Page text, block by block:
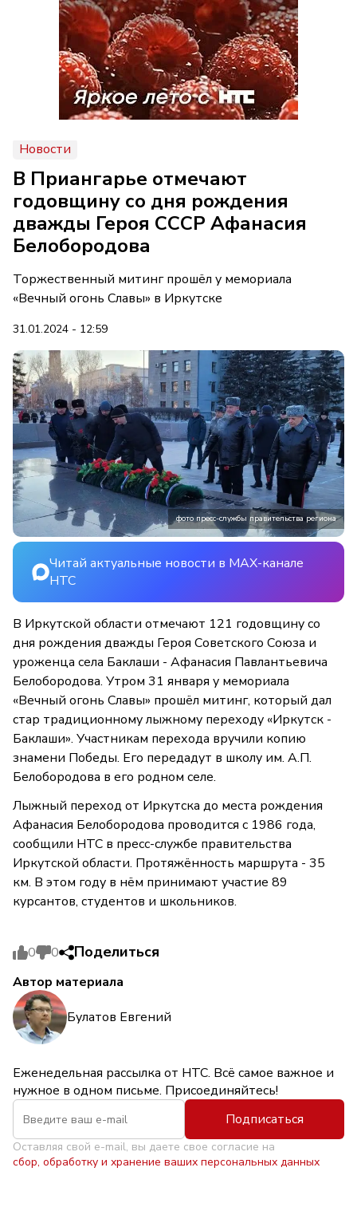
Новости
В Приангарье отмечают
годовщину со дня рождения
дважды Героя СССР Афанасия
Белобородова
Торжественный митинг прошёл у мемориала
«Вечный огонь Славы» в Иркутске
31.01.2024 - 12:59
фото пресс-службы правительства региона
Читай актуальные новости в MAX-канале
НТС
В Иркутской области отмечают 121 годовщину со
дня рождения дважды Героя Советского Союза и
уроженца села Баклаши - Афанасия Павлантьевича
Белобородова. Утром 31 января у мемориала
«Вечный огонь Славы» прошёл митинг, который дал
стар традиционному лыжному переходу «Иркутск -
Баклаши». Участникам перехода вручили копию
знамени Победы. Его передадут в школу им. А.П.
Белобородова в его родном селе.
Лыжный переход от Иркутска до места рождения
Афанасия Белобородова проводится с 1986 года,
сообщили НТС в пресс-службе правительства
Иркутской области. Протяжённость маршрута - 35
км. В этом году в нём принимают участие 89
курсантов, студентов и школьников.
0 0 Поделиться
Автор материала
Булатов Евгений
Еженедельная рассылка от НТС. Всё самое важное и
нужное в одном письме. Присоединяйтесь!
Подписаться
Оставляя свой e-mail, вы даете свое согласие на
сбор, обработку и хранение ваших персональных данных